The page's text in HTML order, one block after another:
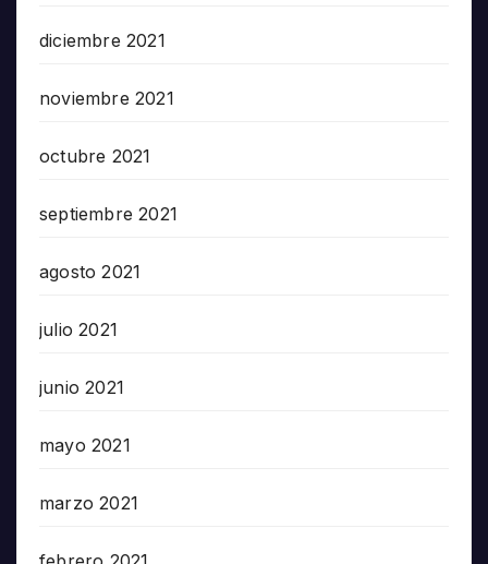
diciembre 2021
noviembre 2021
octubre 2021
septiembre 2021
agosto 2021
julio 2021
junio 2021
mayo 2021
marzo 2021